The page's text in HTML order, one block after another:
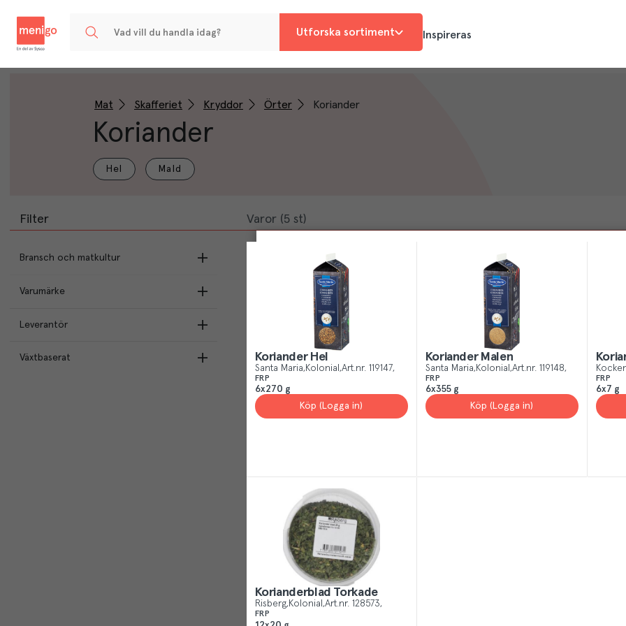
Utforska sortiment Inspireras
Mat Skafferiet Kryddor Örter Koriander
Koriander
Hel Mald
Varor (5 st)
Koriander Hel
Santa Maria Kolonial Art.nr. 119147
FRP
6x270 g
Köp (Logga in)
Koriander Malen
Santa Maria Kolonial Art.nr. 119148
FRP
6x355 g
Köp (Logga in)
FRP
6x7 g
Korianderblad Torkade
Risberg Kolonial Art.nr. 128573
FRP
Filter
Bransch och matkultur
Varumärke
Santa Maria 2)
1)
Leverantör
Santa Maria AB 2)
Växtbaserat